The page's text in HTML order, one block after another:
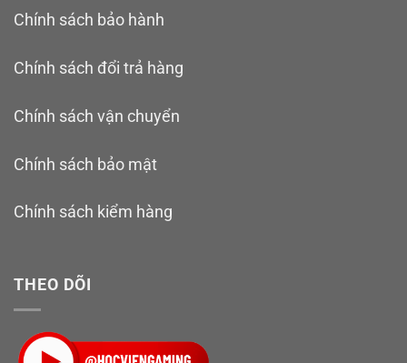
Chính sách bảo hành
Chính sách đổi trả hàng
Chính sách vận chuyển
Chính sách bảo mật
Chính sách kiểm hàng
THEO DÕI